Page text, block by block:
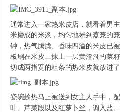
通常进入一家热米皮店，就看着男
米磨成的米浆，均匀地摊到蒸笼的
钟，热气腾腾、香味四溢的米皮已
板刷在米皮上抹上一层黄澄澄的菜
切成两指宽的粗条的热米皮就放进
瓷碗趁热马上被送到女主人手中，
叶、芹菜段以及红萝卜丝，调入盐